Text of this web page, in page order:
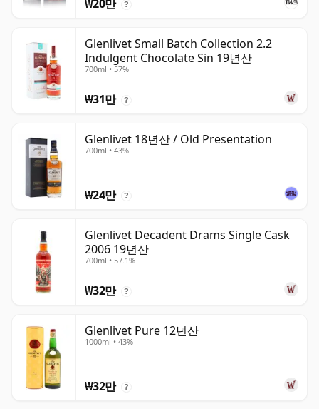
₩20만 ?
Glenlivet Small Batch Collection 2.2
Indulgent Chocolate Sin 19년산
700ml • 57%
₩31만 ?
Glenlivet 18년산 / Old Presentation
700ml • 43%
₩24만 ?
Glenlivet Decadent Drams Single Cask
2006 19년산
700ml • 57.1%
₩32만 ?
Glenlivet Pure 12년산
1000ml • 43%
₩32만 ?